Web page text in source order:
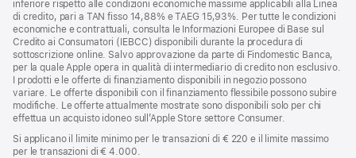
inferiore rispetto alle condizioni economiche massime applicabili alla Linea
di credito, pari a TAN fisso 14,88% e TAEG 15,93%. Per tutte le condizioni
economiche e contrattuali, consulta le Informazioni Europee di Base sul
Credito ai Consumatori (IEBCC) disponibili durante la procedura di
sottoscrizione online. Salvo approvazione da parte di Findomestic Banca,
per la quale Apple opera in qualità di intermediario di credito non esclusivo.
I prodotti e le offerte di finanziamento disponibili in negozio possono
variare. Le offerte disponibili con il finanziamento flessibile possono subire
modifiche. Le offerte attualmente mostrate sono disponibili solo per chi
effettua un acquisto idoneo sull’Apple Store settore Consumer.
Si applicano il limite minimo per le transazioni di € 220 e il limite massimo
per le transazioni di € 4.000.